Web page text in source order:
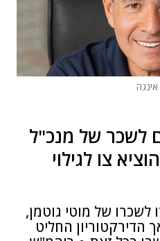
אינגה
לשכר של מנכ"ל
צו לגילוי
לשכרו של מוטי גוטמן,
ש', אך הדירקטוריון החליט